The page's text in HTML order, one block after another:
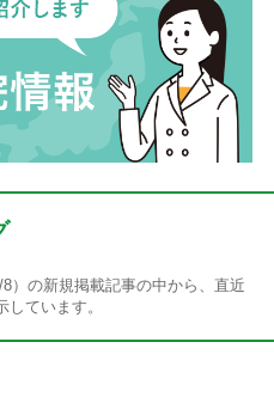
）の新規掲載記事の中から、直近
ています。